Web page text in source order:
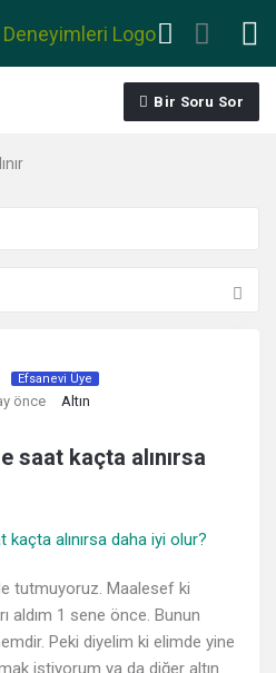
Bir Soru Sor
Efsanevi Üye
önce Altın
saat kaçta alınırsa
tutmuyoruz. Maalesef ki
aldım 1 sene önce. Bunun
Peki diyelim ki elimde yine
istiyorum ya da diğer altın